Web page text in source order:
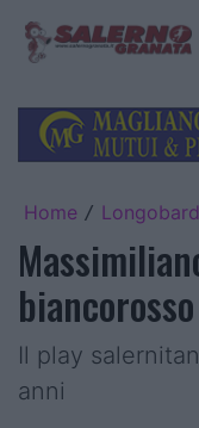
Home /
biancorosso
Il play
anni